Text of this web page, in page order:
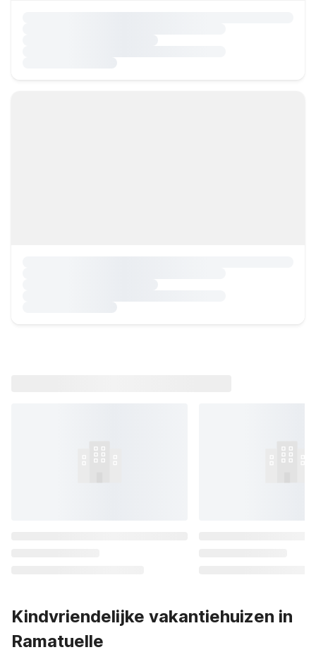
Kindvriendelijke vakantiehuizen in
Ramatuelle